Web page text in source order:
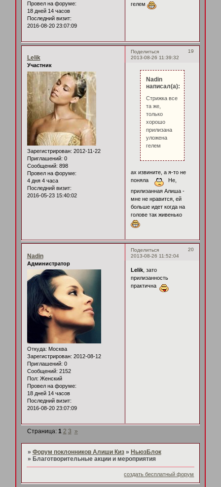
Провел на форуме:
18 дней 14 часов
Последний визит:
2016-08-20 23:07:09
гелем
Поделиться
19
2013-08-26 11:39:32
Lelik
Участник
Зарегистрирован: 2012-11-22
Приглашений: 0
Сообщений: 898
Провел на форуме:
4 дня 4 часа
Последний визит:
2016-05-23 15:40:02
Nadin
написал(а):
Стрижка все
та же,
только
хорошо
прилизана
уложена
гелем
ах извините, а я-то не
поняла
Не,
прилизанная Алиша -
мне не нравится, ей
больше идет когда на
голове так живенько
Поделиться
20
2013-08-26 11:52:04
Nadin
Администратор
Откуда: Москва
Зарегистрирован: 2012-08-12
Приглашений: 0
Сообщений: 2152
Пол: Женский
Провел на форуме:
18 дней 14 часов
Последний визит:
2016-08-20 23:07:09
Lelik, зато
прилизанность
практична
Страница: 1 2 3 »
» Форум поклонников Алиши Киз » НьюзБлок
» Благотворительные акции и мероприятия
создать бесплатный форум